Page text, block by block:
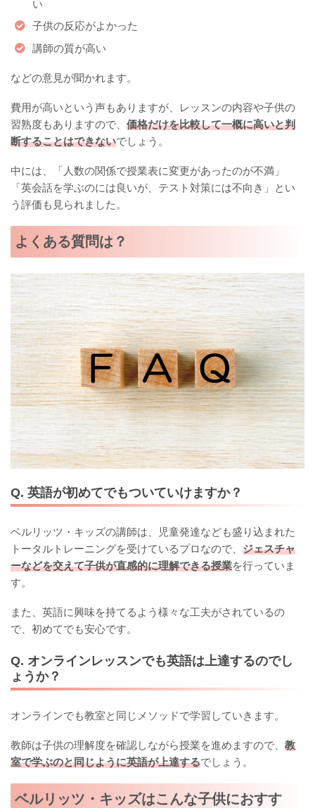
い
子供の反応がよかった
講師の質が高い
などの意見が聞かれます。
費用が高いという声もありますが、レッスンの内容や子供の
習熟度もありますので、 価格だけを比較して一概に高いと判
断することはできないでしょう。
中には、「人数の関係で授業表に変更があったのが不満」
「英会話を学ぶのには良いが、テスト対策には不向き」とい
う評価も見られました。
よくある質問は？
Q. 英語が初めてでもついていけますか？
ベルリッツ・キッズの講師は、児童発達なども盛り込まれた
トータルトレーニングを受けているプロなので、 ジェスチャ
ーなどを交えて子供が直感的に理解できる授業を行っていま
す。
また、英語に興味を持てるよう様々な工夫がされているの
で、初めてでも安心です。
Q. オンラインレッスンでも英語は上達するのでし
ょうか？
オンラインでも教室と同じメソッドで学習していきます。
教師は子供の理解度を確認しながら授業を進めますので、 教
室で学ぶのと同じように英語が上達するでしょう。
ベルリッツ・キッズはこんな子供におすす